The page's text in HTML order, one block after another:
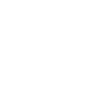
Совет